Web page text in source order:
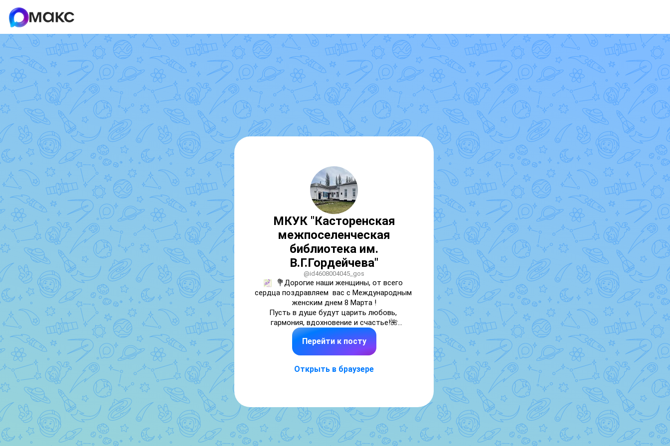
МКУК "Касторенская
межпоселенческая
библиотека им.
В.Г.Гордейчева"
@id4608004045_gos
💐Дорогие наши женщины, от всего
сердца поздравляем  вас с Международным
женским днем 8 Марта !
Пусть в душе будут царить любовь,
гармония, вдохновение и счастье!🌺
💐С праздником, милые женщины!
Перейти к посту
Открыть в браузере